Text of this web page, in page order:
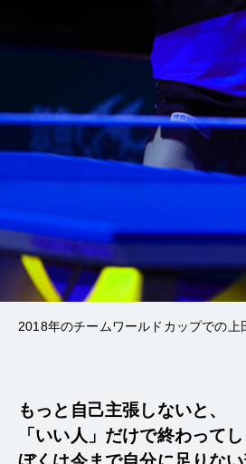
2018年のチームワールドカップでの上
もっと自己主張しないと、
「いい人」だけで終わってし